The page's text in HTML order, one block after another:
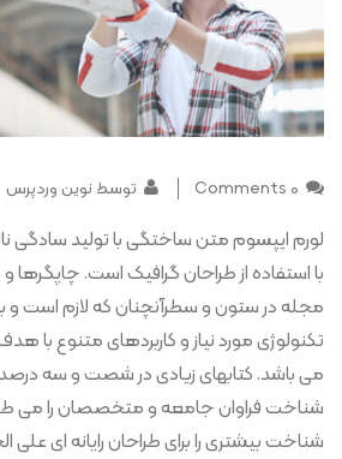
0 Comments توسط نوین وردپرس
لورم ایپسوم متن ساختگی با تولید
با استفاده از طراحان گرافیک است. چاپگرها
مجله در ستون و سطرآنچنان که لازم است و
تکنولوژی مورد نیاز و کاربردهای متنوع با هدف
می باشد. کتابهای زیادی در شصت و سه
شناخت فراوان جامعه و متخصصان را می طلبد
شناخت بیشتری را برای طراحان رایانه ای